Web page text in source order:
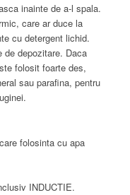
inainte de a-l spala.
care ar duce la
cu detergent lichid.
depozitare. Daca
folosit foarte des,
sau parafina, pentru
folosinta cu apa
INDUCTIE.